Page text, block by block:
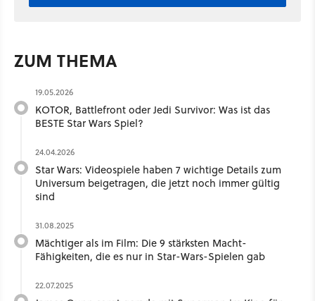
ZUM THEMA
19.05.2026
KOTOR, Battlefront oder Jedi Survivor: Was ist das
BESTE Star Wars Spiel?
24.04.2026
Star Wars: Videospiele haben 7 wichtige Details zum
Universum beigetragen, die jetzt noch immer gültig
sind
31.08.2025
Mächtiger als im Film: Die 9 stärksten Macht-
Fähigkeiten, die es nur in Star-Wars-Spielen gab
22.07.2025